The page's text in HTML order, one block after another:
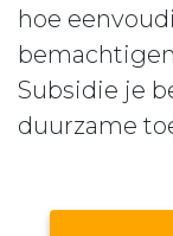
hoe
Subsidie je
duurzame